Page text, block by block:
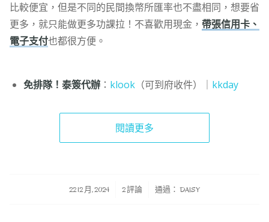
比較便宜，但是不同的民間換幣所匯率也不盡相同，想要省
更多，就只能做更多功課拉！不喜歡用現金， 帶張信用卡、
電子支付也都很方便。
免排隊！泰簽代辦： klook（可到府收件）｜ kkday
閱讀更多
22 12 月, 2024
/ 2 評論 通過： DAISY